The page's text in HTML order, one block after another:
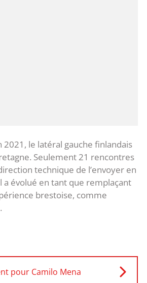
le latéral gauche finlandais
Seulement 21 rencontres
technique de l’envoyer en
a évolué en tant que remplaçant
brestoise, comme
pour Camilo Mena